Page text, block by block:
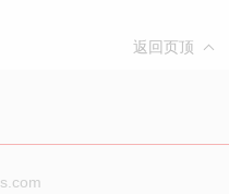
返回页顶